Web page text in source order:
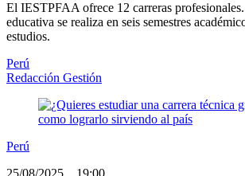
El IESTPFAA ofrece 12 carreras
educativa se realiza en seis semestres
estudios.
Perú
Redacción Gestión
Perú